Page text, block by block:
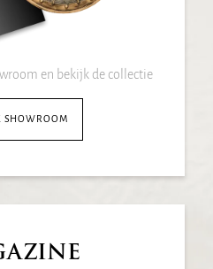
en bekijk de collectie
SHOWROOM